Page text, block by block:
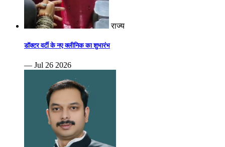
राज्य
डॉक्टर वर्टी के नए क्लीनिक का शुभारंभ
— Jul 26 2026